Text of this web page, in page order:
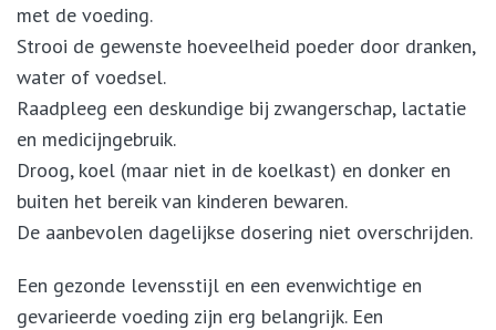
met de voeding.
Strooi de gewenste hoeveelheid poeder door dranken,
water of voedsel.
Raadpleeg een deskundige bij zwangerschap, lactatie
en medicijngebruik.
Droog, koel (maar niet in de koelkast) en donker en
buiten het bereik van kinderen bewaren.
De aanbevolen dagelijkse dosering niet overschrijden.
Een gezonde levensstijl en een evenwichtige en
gevarieerde voeding zijn erg belangrijk. Een